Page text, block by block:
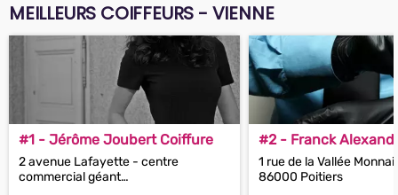
MEILLEURS COIFFEURS - VIENNE
#1 - Jérôme Joubert Coiffure
2 avenue Lafayette - centre
commercial géant
#2 - Franck
1 rue de la Vallée
86000 Poitiers